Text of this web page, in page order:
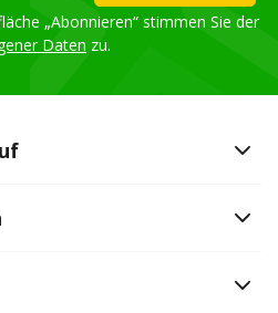
„Abonnieren“ stimmen Sie der
Daten zu.